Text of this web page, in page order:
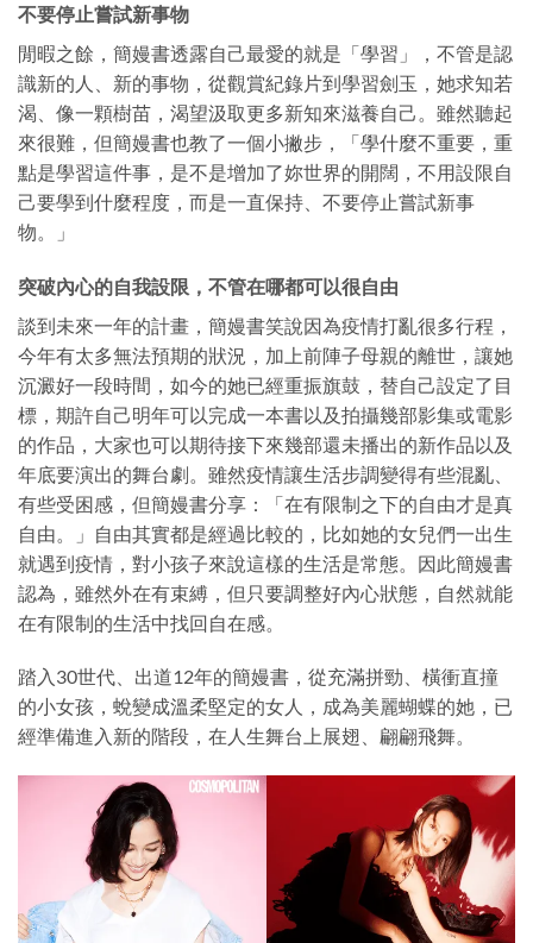
不要停止嘗試新事物
閒暇之餘，簡嫚書透露自己最愛的就是「學習」，不管是認
識新的人、新的事物，從觀賞紀錄片到學習劍玉，她求知若
渴、像一顆樹苗，渴望汲取更多新知來滋養自己。雖然聽起
來很難，但簡嫚書也教了一個小撇步，「學什麼不重要，重
點是學習這件事，是不是增加了妳世界的開闊，不用設限自
己要學到什麼程度，而是一直保持、不要停止嘗試新事
物。」
突破內心的自我設限，不管在哪都可以很自由
談到未來一年的計畫，簡嫚書笑說因為疫情打亂很多行程，
今年有太多無法預期的狀況，加上前陣子母親的離世，讓她
沉澱好一段時間，如今的她已經重振旗鼓，替自己設定了目
標，期許自己明年可以完成一本書以及拍攝幾部影集或電影
的作品，大家也可以期待接下來幾部還未播出的新作品以及
年底要演出的舞台劇。雖然疫情讓生活步調變得有些混亂、
有些受困感，但簡嫚書分享：「在有限制之下的自由才是真
自由。」自由其實都是經過比較的，比如她的女兒們一出生
就遇到疫情，對小孩子來說這樣的生活是常態。因此簡嫚書
認為，雖然外在有束縛，但只要調整好內心狀態，自然就能
在有限制的生活中找回自在感。
踏入30世代、出道12年的簡嫚書，從充滿拼勁、橫衝直撞
的小女孩，蛻變成溫柔堅定的女人，成為美麗蝴蝶的她，已
經準備進入新的階段，在人生舞台上展翅、翩翩飛舞。